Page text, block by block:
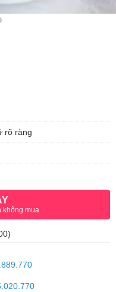
rõ ràng
không mua